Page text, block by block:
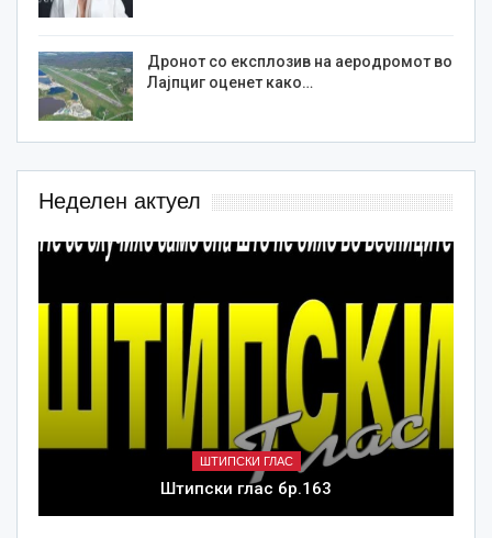
Дронот со експлозив на аеродромот во
Лајпциг оценет како…
Неделен актуел
ШТИПСКИ ГЛАС
Штипски глас бр.163